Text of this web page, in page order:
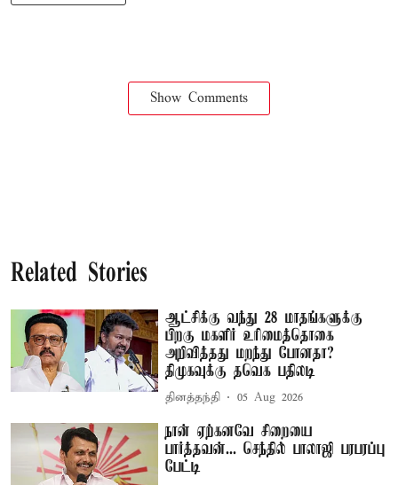
Show Comments
Related Stories
ஆட்சிக்கு வந்து 28 மாதங்களுக்கு
பிறகு மகளிர் உரிமைத்தொகை
அறிவித்தது மறந்து போனதா?
திமுகவுக்கு தவெக பதிலடி
தினத்தந்தி 05 Aug 2026
நான் ஏற்கனவே சிறையை
பார்த்தவன்... செந்தில் பாலாஜி பரபரப்பு
பேட்டி